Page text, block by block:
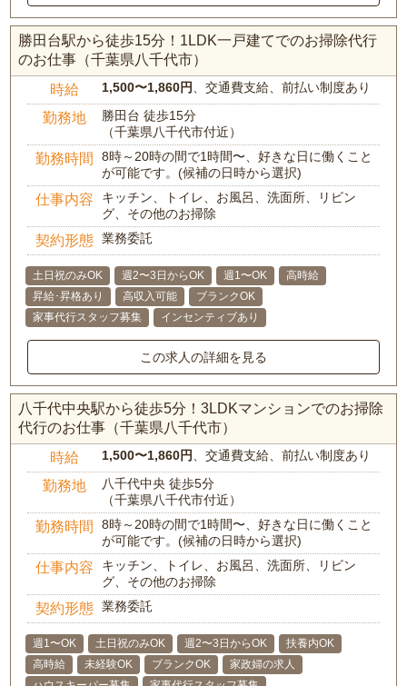
勝田台駅から徒歩15分！1LDK一戸建てでのお掃除代行
のお仕事（千葉県八千代市）
時給 1,500〜1,860円 、交通費支給、前払い制度あり
勤務地
勝田台 徒歩15分
（千葉県八千代市付近）
勤務時間
8時～20時の間で1時間〜、好きな日に働くこと
が可能です。(候補の日時から選択)
仕事内容
キッチン、トイレ、お風呂、洗面所、リビン
グ、その他のお掃除
契約形態 業務委託
土日祝のみOK 週2〜3日からOK 週1〜OK
高時給
昇給･昇格あり
高収入可能
ブランクOK
家事代行スタッフ募集
インセンティブあり
この求人の詳細を見る
八千代中央駅から徒歩5分！3LDKマンションでのお掃除
代行のお仕事（千葉県八千代市）
時給 1,500〜1,860円 、交通費支給、前払い制度あり
勤務地
八千代中央 徒歩5分
（千葉県八千代市付近）
勤務時間
8時～20時の間で1時間〜、好きな日に働くこと
が可能です。(候補の日時から選択)
仕事内容
キッチン、トイレ、お風呂、洗面所、リビン
グ、その他のお掃除
契約形態 業務委託
週1〜OK 土日祝のみOK 週2〜3日からOK
扶養内OK
高時給
未経験OK ブランクOK
家政婦の求人